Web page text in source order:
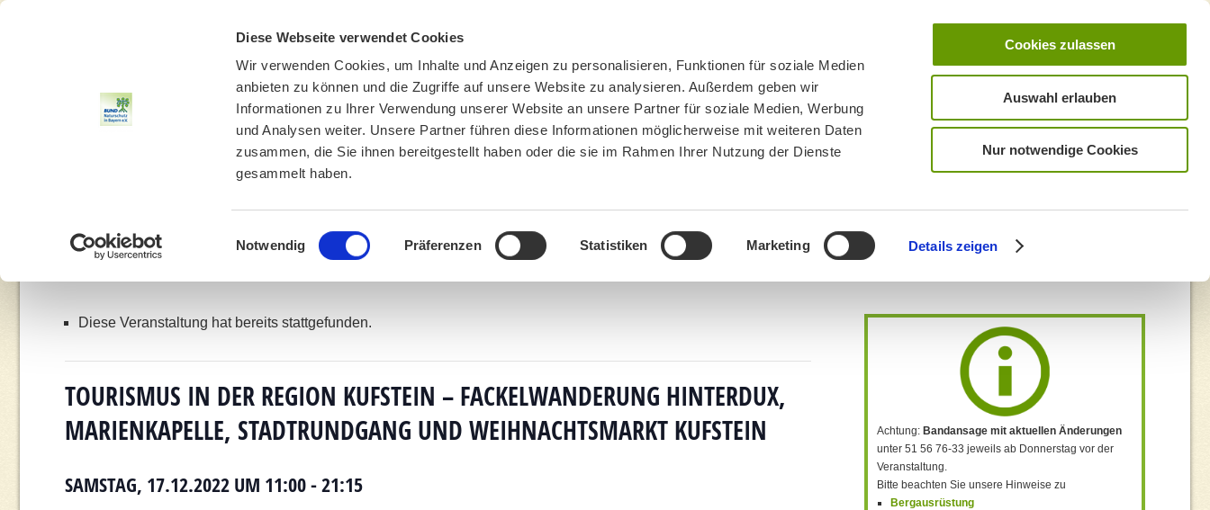
Diese Webseite verwendet Cookies
Wir verwenden Cookies, um Inhalte und Anzeigen zu personalisieren, Funktionen für soziale Medien
anbieten zu können und die Zugriffe auf unsere Website zu analysieren. Außerdem geben wir
Informationen zu Ihrer Verwendung unserer Website an unsere Partner für soziale Medien, Werbung
und Analysen weiter. Unsere Partner führen diese Informationen möglicherweise mit weiteren Daten
zusammen, die Sie ihnen bereitgestellt haben oder die sie im Rahmen Ihrer Nutzung der Dienste
gesammelt haben.
Einwilligungsauswahl
Notwendig Präferenzen Statistiken Marketing Details zeigen
Cookies zulassen
Auswahl erlauben
Nur notwendige Cookies
UMWELTBILDUNG UMWELTBERATUNG BN MÜNCHEN MITMACHEN SPENDEN
You are here: Home Veranstaltungen » Tourismus in der Region Kufstein – Fackelwanderung Hinterdux, Marienkapelle, Stadtrundgang und Weihnachtsmarkt Kufstein
Diese Veranstaltung hat bereits stattgefunden.
TOURISMUS IN DER REGION KUFSTEIN – FACKELWANDERUNG HINTERDUX,
MARIENKAPELLE, STADTRUNDGANG UND WEIHNACHTSMARKT KUFSTEIN
SAMSTAG, 17.12.2022 UM 11:00-21:15
Achtung: Bandansage mit aktuellen Änderungen
unter 51 56 76-33 jeweils ab Donnerstag vor der
Veranstaltung.
Bitte beachten Sie unsere Hinweise zu
Bergausrüstung